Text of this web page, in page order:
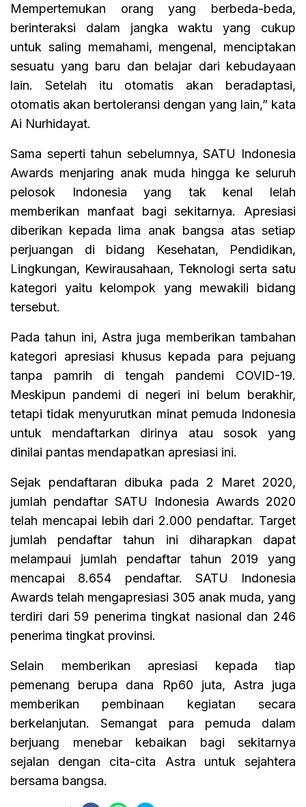
Mempertemukan orang yang berbeda-beda,
berinteraksi dalam jangka waktu yang cukup
untuk saling memahami, mengenal, menciptakan
sesuatu yang baru dan belajar dari kebudayaan
lain. Setelah itu otomatis akan beradaptasi,
otomatis akan bertoleransi dengan yang lain,” kata
Ai Nurhidayat.
Sama seperti tahun sebelumnya, SATU Indonesia
Awards menjaring anak muda hingga ke seluruh
pelosok Indonesia yang tak kenal lelah
memberikan manfaat bagi sekitarnya. Apresiasi
diberikan kepada lima anak bangsa atas setiap
perjuangan di bidang Kesehatan, Pendidikan,
Lingkungan, Kewirausahaan, Teknologi serta satu
kategori yaitu kelompok yang mewakili bidang
tersebut.
Pada tahun ini, Astra juga memberikan tambahan
kategori apresiasi khusus kepada para pejuang
tanpa pamrih di tengah pandemi COVID-19.
Meskipun pandemi di negeri ini belum berakhir,
tetapi tidak menyurutkan minat pemuda Indonesia
untuk mendaftarkan dirinya atau sosok yang
dinilai pantas mendapatkan apresiasi ini.
Sejak pendaftaran dibuka pada 2 Maret 2020,
jumlah pendaftar SATU Indonesia Awards 2020
telah mencapai lebih dari 2.000 pendaftar. Target
jumlah pendaftar tahun ini diharapkan dapat
melampaui jumlah pendaftar tahun 2019 yang
mencapai 8.654 pendaftar. SATU Indonesia
Awards telah mengapresiasi 305 anak muda, yang
terdiri dari 59 penerima tingkat nasional dan 246
penerima tingkat provinsi.
Selain memberikan apresiasi kepada tiap
pemenang berupa dana Rp60 juta, Astra juga
memberikan pembinaan kegiatan secara
berkelanjutan. Semangat para pemuda dalam
berjuang menebar kebaikan bagi sekitarnya
sejalan dengan cita-cita Astra untuk sejahtera
bersama bangsa.